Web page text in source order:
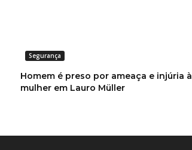
Segurança
Homem é preso por ameaça e injúria à
mulher em Lauro Müller